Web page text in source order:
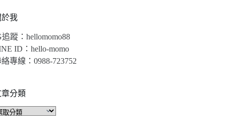
於我
追蹤：hellomomo88
ID：hello-momo
專線：0988-723752
分類